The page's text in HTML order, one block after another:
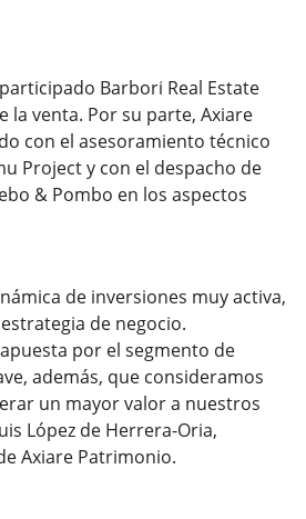
Barbori Real Estate
la venta. Por su parte, Axiare
con el asesoramiento técnico
Project y con el despacho de
& Pombo en los aspectos
de inversiones muy activa,
de negocio.
por el segmento de
además, que consideramos
un mayor valor a nuestros
López de Herrera-Oria,
Axiare Patrimonio.